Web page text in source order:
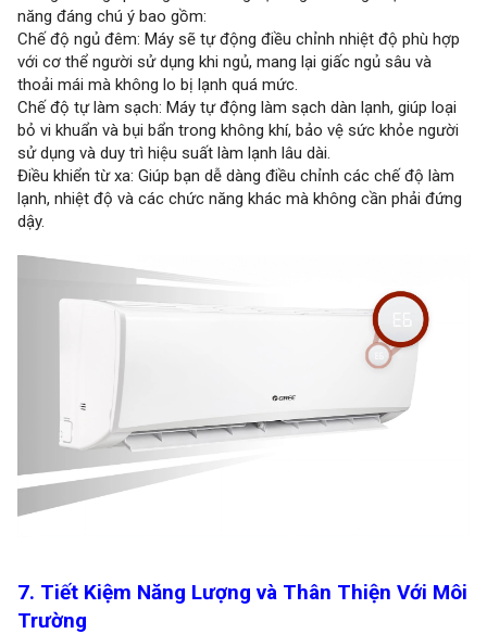
năng đáng chú ý bao gồm:
Chế độ ngủ đêm: Máy sẽ tự động điều chỉnh nhiệt độ phù hợp
với cơ thể người sử dụng khi ngủ, mang lại giấc ngủ sâu và
thoải mái mà không lo bị lạnh quá mức.
Chế độ tự làm sạch: Máy tự động làm sạch dàn lạnh, giúp loại
bỏ vi khuẩn và bụi bẩn trong không khí, bảo vệ sức khỏe người
sử dụng và duy trì hiệu suất làm lạnh lâu dài.
Điều khiển từ xa: Giúp bạn dễ dàng điều chỉnh các chế độ làm
lạnh, nhiệt độ và các chức năng khác mà không cần phải đứng
dậy.
7. Tiết Kiệm Năng Lượng và Thân Thiện Với Môi
Trường